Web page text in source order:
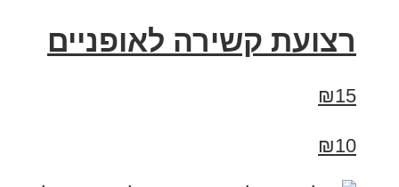
רצועת קשירה לאופניים
₪15
₪10